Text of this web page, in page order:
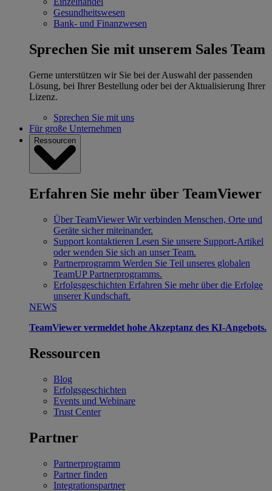
Gesundheitswesen
Bank- und Finanzwesen
Sprechen Sie mit unserem Sales Team
Gerne unterstützen wir Sie bei der Auswahl der passenden
Lösung, bei Ihrer Bestellung oder bei der Aktualisierung Ihrer
Lizenz.
Sprechen Sie mit uns
Für große Unternehmen
Ressourcen
Erfahren Sie mehr über TeamViewer
Über TeamViewer Wir verbinden Menschen, Orte und
Geräte sicher miteinander.
Support kontaktieren Lesen Sie unsere Support-Artikel
oder wenden Sie sich an unser Team.
Partnerprogramm Werden Sie Teil unseres globalen
TeamUP Partnerprogramms.
Erfolgsgeschichten Erfahren Sie mehr über die Erfolge
unserer Kundschaft.
NEWS
TeamViewer vermeldet hohe Akzeptanz des KI-Angebots.
Ressourcen
Blog
Erfolgsgeschichten
Events und Webinare
Trust Center
Partner
Partnerprogramm
Partner finden
Integrationspartner